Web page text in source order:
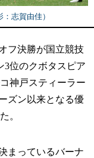
志賀由佳）
フ決勝が国立競技
3位のクボタスピア
神戸スティーラー
ズン以来となる優
。
まっているバーナ